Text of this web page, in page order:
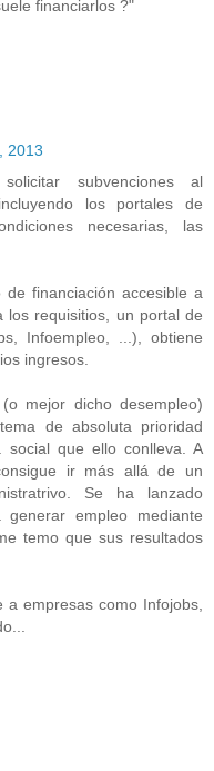
financiarlos ?"
2013
subvenciones al
los portales de
necesarias, las
financiación accesible a
los requisitios, un portal de
Infoempleo, ...), obtiene
ingresos.
mejor dicho desempleo)
de absoluta prioridad
que ello conlleva. A
ir más allá de un
Se ha lanzado
empleo mediante
temo que sus resultados
empresas como Infojobs,